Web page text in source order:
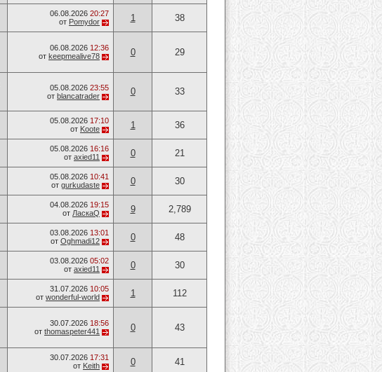
06.08.2026 20:27
от Pomydor 1 38
06.08.2026 12:36
от keepmealive78 0 29
05.08.2026 23:55
от blancatrader 0 33
05.08.2026 17:10
от Koote 1 36
05.08.2026 16:16
от axied11 0 21
05.08.2026 10:41
от gurkudaste 0 30
04.08.2026 19:15
от ЛаскаQ 9 2,789
03.08.2026 13:01
от Oghmadi12 0 48
03.08.2026 05:02
от axied11 0 30
31.07.2026 10:05
от wonderful-world 1 112
30.07.2026 18:56
от thomaspeter441 0 43
30.07.2026 17:31
от Keith 0 41